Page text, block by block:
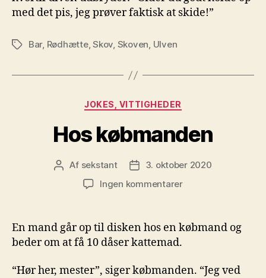
med det pis, jeg prøver faktisk at skide!”
TagsBar, Rødhætte,Skov, Skoven, Ulven
Kategorier
JOKES, VITTIGHEDER
Hos købmanden
Indlægsforfatter
Af sekstant Indlægsdato
3. oktober 2020
Ingen kommentarertil
En mand går op til disken hos en købmand og
beder om at få 10 dåser kattemad.
“Hør her, mester”, siger købmanden. “Jeg ved